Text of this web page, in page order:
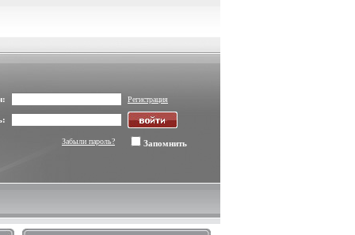
Регистрация
Забыли пароль? Запомнить